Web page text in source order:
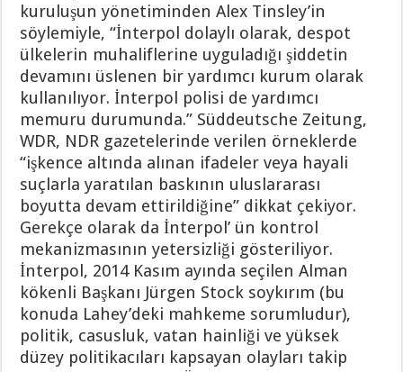
kuruluşun yönetiminden Alex Tinsley’in
söylemiyle, “İnterpol dolaylı olarak, despot
ülkelerin muhaliflerine uyguladığı şiddetin
devamını üslenen bir yardımcı kurum olarak
kullanılıyor. İnterpol polisi de yardımcı
memuru durumunda.” Süddeutsche Zeitung,
WDR, NDR gazetelerinde verilen örneklerde
“işkence altında alınan ifadeler veya hayali
suçlarla yaratılan baskının uluslararası
boyutta devam ettirildiğine” dikkat çekiyor.
Gerekçe olarak da İnterpol’ ün kontrol
mekanizmasının yetersizliği gösteriliyor.
İnterpol, 2014 Kasım ayında seçilen Alman
kökenli Başkanı Jürgen Stock soykırım (bu
konuda Lahey’deki mahkeme sorumludur),
politik, casusluk, vatan hainliği ve yüksek
düzey politikacıları kapsayan olayları takip